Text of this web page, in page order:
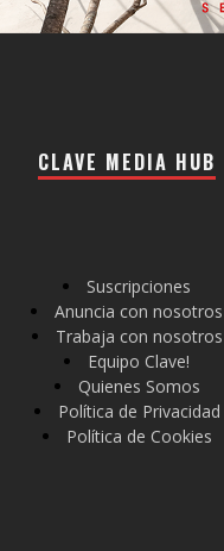
CLAVE MEDIA HUB
Suscripciones
Anuncia con nosotros
Trabaja con nosotros
Equipo Clave!
Quienes Somos
Política de Privacidad
Política de Cookies